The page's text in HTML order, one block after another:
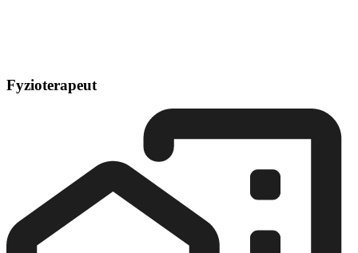
Fyzioterapeut